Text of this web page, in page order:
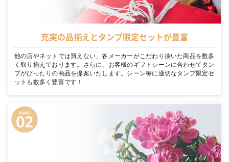
充実の品揃えとタンプ限定セットが豊富
他の店やネットでは買えない、各メーカーがこだわり抜いた商品を数多
く取り揃えております。さらに、お客様のギフトシーンに合わせてタン
プがぴったりの商品を提案いたします。シーン毎に適切なタンプ限定セ
ットも数多く豊富です！